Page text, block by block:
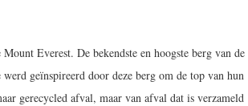
Everest. De bekendste en hoogste berg van de
geïnspireerd door deze berg om de top van hun
gerecycled afval, maar van afval dat is verzameld